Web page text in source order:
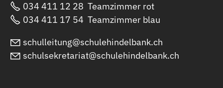
034 411 12 28 Teamzimmer rot
034 411 17 54 Teamzimmer blau
sch ll t ng sch l h nd lb nk ch
sch ls kr t r t sch l h nd lb nk ch